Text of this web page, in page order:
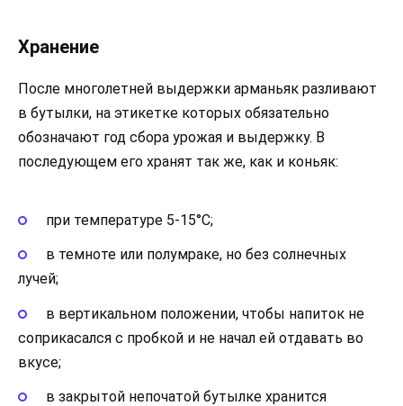
Хранение
После многолетней выдержки арманьяк разливают
в бутылки, на этикетке которых обязательно
обозначают год сбора урожая и выдержку. В
последующем его хранят так же, как и коньяк:
при температуре 5-15°С;
в темноте или полумраке, но без солнечных
лучей;
в вертикальном положении, чтобы напиток не
соприкасался с пробкой и не начал ей отдавать во
вкусе;
в закрытой непочатой бутылке хранится